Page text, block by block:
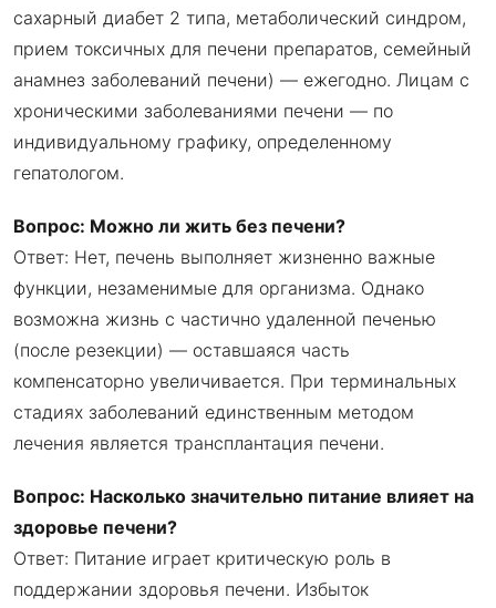
сахарный диабет 2 типа, метаболический синдром,
прием токсичных для печени препаратов, семейный
анамнез заболеваний печени) — ежегодно. Лицам с
хроническими заболеваниями печени — по
индивидуальному графику, определенному
гепатологом.
Вопрос: Можно ли жить без печени?
Ответ: Нет, печень выполняет жизненно важные
функции, незаменимые для организма. Однако
возможна жизнь с частично удаленной печенью
(после резекции) — оставшаяся часть
компенсаторно увеличивается. При терминальных
стадиях заболеваний единственным методом
лечения является трансплантация печени.
Вопрос: Насколько значительно питание влияет на
здоровье печени?
Ответ: Питание играет критическую роль в
поддержании здоровья печени. Избыток